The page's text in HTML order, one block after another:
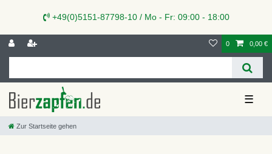
+49(0)5151-87798-10 / Mo - Fr: 09:00 - 18:00
0 0,00 €
☰
Zur Startseite gehen